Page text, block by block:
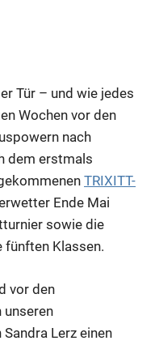
Tür – und wie jedes
Wochen vor den
nach
dem erstmals
TRIXITT-
Ende Mai
sowie die
fünften Klassen.
vor den
Lerz einen